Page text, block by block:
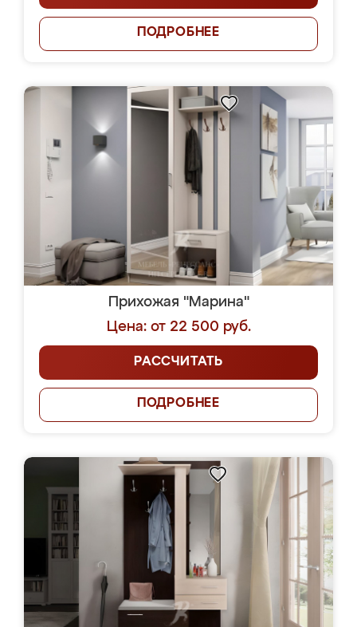
ПОДРОБНЕЕ
Прихожая "Марина"
Цена: от 22 500 руб.
РАССЧИТАТЬ
ПОДРОБНЕЕ